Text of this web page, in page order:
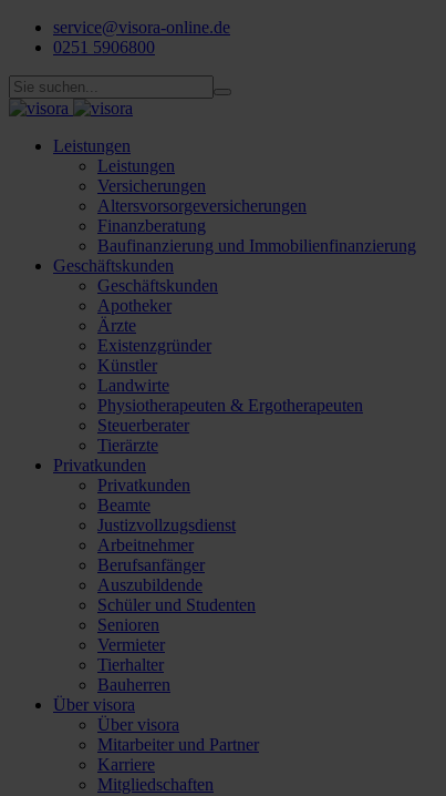
service@visora-online.de
0251 5906800
Leistungen
Leistungen
Versicherungen
Altersvorsorgeversicherungen
Finanzberatung
Baufinanzierung und Immobilienfinanzierung
Geschäftskunden
Geschäftskunden
Apotheker
Ärzte
Existenzgründer
Künstler
Landwirte
Physiotherapeuten & Ergotherapeuten
Steuerberater
Tierärzte
Privatkunden
Privatkunden
Beamte
Justizvollzugsdienst
Arbeitnehmer
Berufsanfänger
Auszubildende
Schüler und Studenten
Senioren
Vermieter
Tierhalter
Bauherren
Über visora
Über visora
Mitarbeiter und Partner
Karriere
Mitgliedschaften